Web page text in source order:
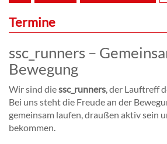
Termine
ssc_runners –
Bewegung
Wir sind diessc_runners, der Lauftreff
Bei uns steht die Freude an der
gemeinsam laufen, draußen aktiv sein
bekommen.